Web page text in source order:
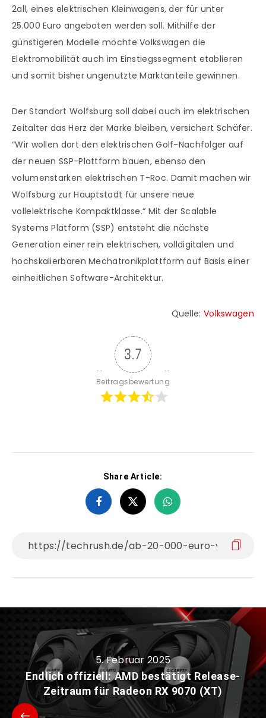
2all, eines elektrischen Kleinwagens, der für unter
25.000 Euro angeboten werden soll. Mithilfe der
günstigeren Modelle möchte Volkswagen die
Elektromobilität auch im Einstiegssegment etablieren
und somit bisher ungenutzte Marktanteile gewinnen.
Der Standort Wolfsburg soll dabei auch im elektrischen
Zeitalter das Herz der Marke bleiben, versichert Schäfer.
“Wir wollen dort den elektrischen Golf-Nachfolger auf
der neuen SSP-Plattform bauen, ebenso den
volumenstarken elektrischen T-Roc. Damit machen wir
Wolfsburg zur Hauptstadt für unsere neue
vollelektrische Kompaktklasse.“ Mit der Scalable
Systems Platform (SSP) entsteht die nächste
Generation einer rein elektrischen, volldigitalen und
hochskalierbaren Mechatronikplattform auf Basis einer
einheitlichen Software-Architektur.
Quelle: Volkswagen
3.7
Beitragsbewertung
Share Article:
5. Februar 2025
Endlich offiziell: AMD bestätigt Release-
Zeitraum für Radeon RX 9070 (XT)